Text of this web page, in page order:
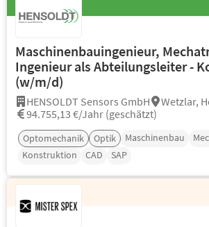
Maschinenbauingenieur,
Ingenieur als Abteilungsleiter -
(w/m/d)
HENSOLDT Sensors GmbH Wetzlar,
94.755,13 €/Jahr (geschätzt)
Optomechanik Optik Maschinenbau
Konstruktion
CAD SAP